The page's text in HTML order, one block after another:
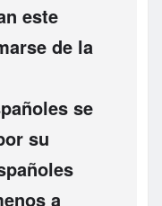
este
de la
se
su
a